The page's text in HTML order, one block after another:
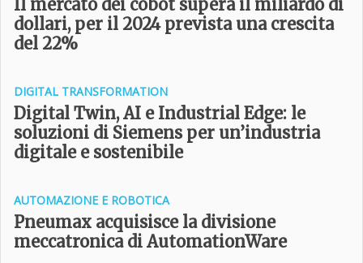
Il mercato dei cobot supera il miliardo di
dollari, per il 2024 prevista una crescita
del 22%
DIGITAL TRANSFORMATION
Digital Twin, AI e Industrial Edge: le
soluzioni di Siemens per un’industria
digitale e sostenibile
AUTOMAZIONE E ROBOTICA
Pneumax acquisisce la divisione
meccatronica di AutomationWare